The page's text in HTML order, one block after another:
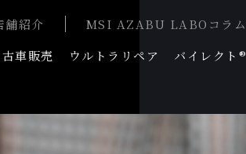
舗紹介
MSI AZABU LABOコラム
車販売 ウルトラリペア バイレクト®